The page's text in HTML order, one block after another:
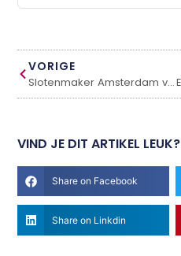
VORIGE
Slotenmaker Amsterdam voor snelle en betrouwbare hulp
VIND JE DIT ARTIKEL LEUK?
Share on Facebook
Share on Linkdin